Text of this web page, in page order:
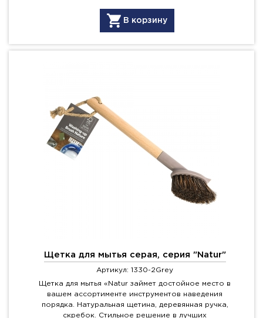
В корзину
Щетка для мытья серая, серия "Natur"
Артикул: 1330-2Grey
Щетка для мытья «Natur займет достойное место в
вашем ассортименте инструментов наведения
порядка. Натуральная щетина, деревянная ручка,
скребок. Стильное решение в лучших